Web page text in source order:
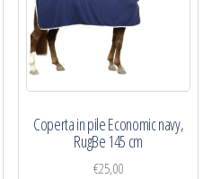
Coperta in pile Economic navy,
RugBe 145 cm
€25,00